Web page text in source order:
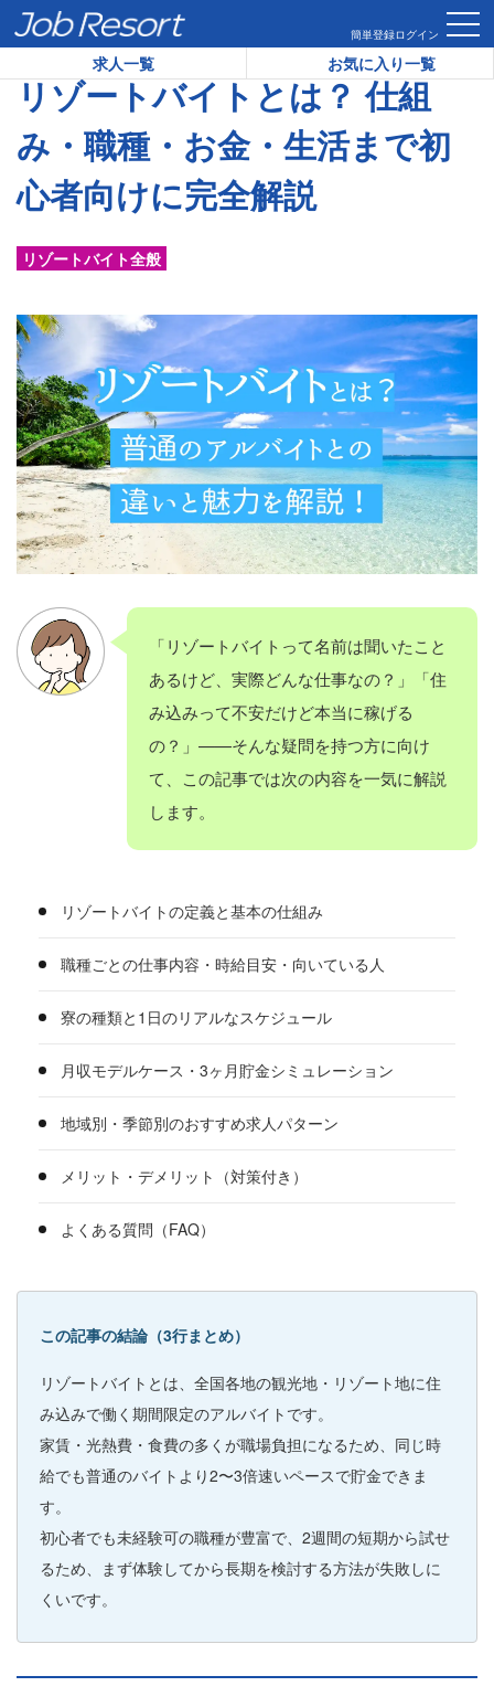
簡単登録ログイン
求人一覧 お気に入り一覧
HOME コラム リゾートバイトとは？ 仕組み・職種・お金・
リゾートバイトとは？ 仕組
み・職種・お金・生活まで初
心者向けに完全解説
リゾートバイト全般
「リゾートバイトって名前は聞いたこと
あるけど、実際どんな仕事なの？」「住
み込みって不安だけど本当に稼げる
の？」——そんな疑問を持つ方に向け
て、この記事では次の内容を一気に解説
します。
リゾートバイトの定義と基本の仕組み
職種ごとの仕事内容・時給目安・向いている人
寮の種類と1日のリアルなスケジュール
月収モデルケース・3ヶ月貯金シミュレーション
地域別・季節別のおすすめ求人パターン
メリット・デメリット（対策付き）
よくある質問（FAQ）
この記事の結論（3行まとめ）
リゾートバイトとは、全国各地の観光地・リゾート地に住
み込みで働く期間限定のアルバイトです。
家賃・光熱費・食費の多くが職場負担になるため、同じ時
給でも普通のバイトより2〜3倍速いペースで貯金できま
す。
初心者でも未経験可の職種が豊富で、2週間の短期から試せ
るため、まず体験してから長期を検討する方法が失敗しに
くいです。